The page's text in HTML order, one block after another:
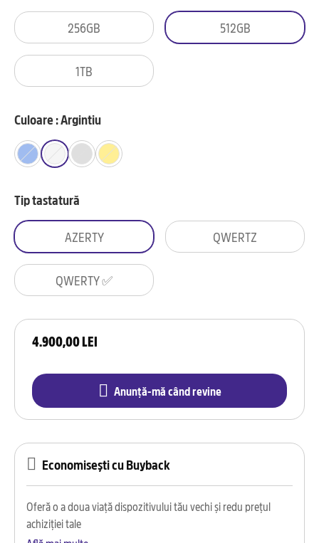
4.900,00 LEI
Anunță-mă când revine
256GB 512GB
1TB
Culoare : Argintiu
Tip tastatură
AZERTY QWERTZ
QWERTY ✅
Economisești cu Buyback
Oferă o a doua viață dispozitivului tău vechi și redu prețul
achiziției tale